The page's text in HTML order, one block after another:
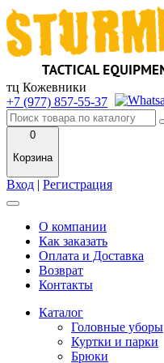
тц Кожевники
+7 (977) 857-55-37
0
Корзина
Вход | Регистрация
О компании
Как заказать
Оплата и Доставка
Возврат
Контакты
Каталог
Головные уборы
Куртки и парки
Брюки